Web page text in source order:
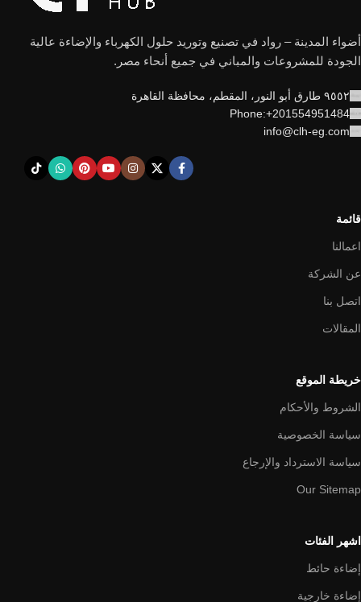
أضواء المدينة – رواد في تصنيع وتوريد حلول الكهرباء والإضاءة عالية
الجودة للمشروعات والمباني في جميع أنحاء مصر.
٩٥٥٢ طارق أبو النور، المقطم، محافظة القاهرة
Phone:+201554951484
info@clh-eg.com
قائمة
اعمالنا
عن الشركة
اتصل بنا
المقالات
خريطة الموقع
الشروط والأحكام
سياسة الخصوصية
سياسة الاسترداد والإرجاع
Our Sitemap
اشهر الفئات
إضاءة حائط
إضاءة خارجية